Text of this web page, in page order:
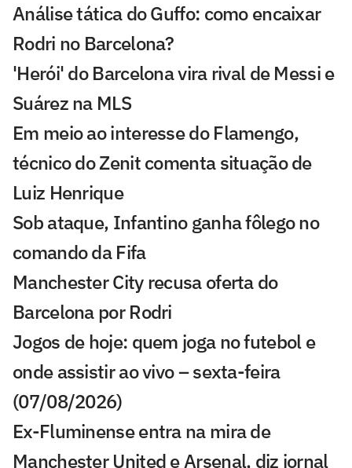
Análise tática do Guffo: como encaixar
Rodri no Barcelona?
'Herói' do Barcelona vira rival de Messi e
Suárez na MLS
Em meio ao interesse do Flamengo,
técnico do Zenit comenta situação de
Luiz Henrique
Sob ataque, Infantino ganha fôlego no
comando da Fifa
Manchester City recusa oferta do
Barcelona por Rodri
Jogos de hoje: quem joga no futebol e
onde assistir ao vivo – sexta-feira
(07/08/2026)
Ex-Fluminense entra na mira de
Manchester United e Arsenal, diz jornal